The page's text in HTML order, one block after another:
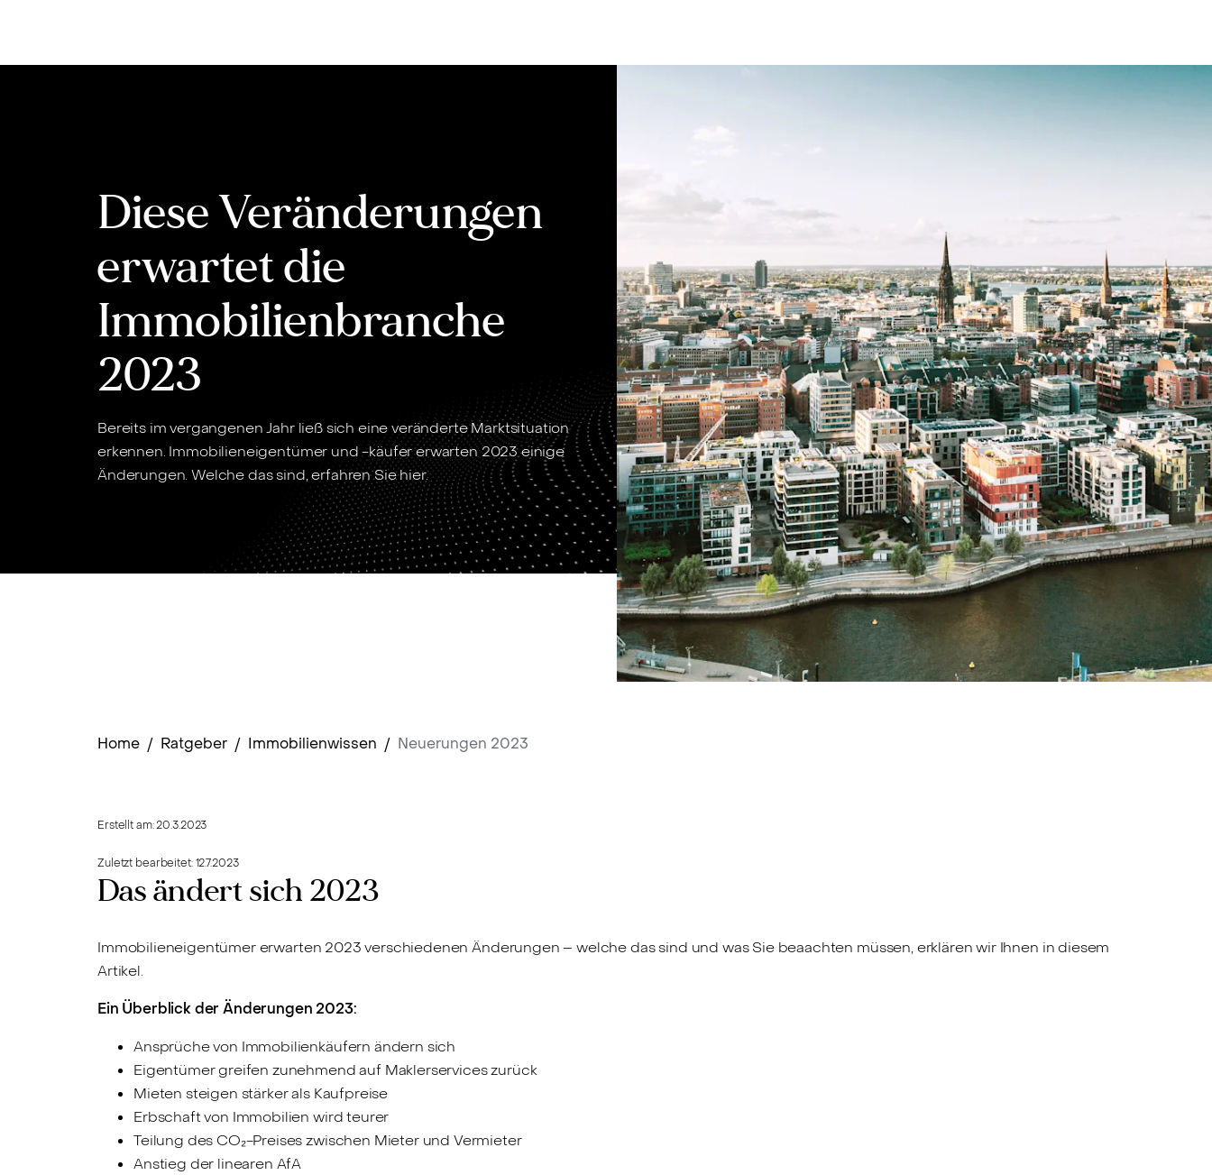
Diese Veränderungen
erwartet die
Immobilienbranche
2023
Bereits im vergangenen Jahr ließ sich eine veränderte Marktsituation
erkennen. Immobilieneigentümer und -käufer erwarten 2023 einige
Änderungen. Welche das sind, erfahren Sie hier.
Home / Ratgeber / Immobilienwissen / Neuerungen 2023
Erstellt am:20.3.2023
Zuletzt bearbeitet:12.7.2023
Das ändert sich 2023
Immobilieneigentümer erwarten 2023 verschiedenen Änderungen – welche das sind und was Sie beaachten müssen, erklären wir Ihnen in diesem
Artikel.
Ein Überblick der Änderungen 2023:
Ansprüche von Immobilienkäufern ändern sich
Eigentümer greifen zunehmend auf Maklerservices zurück
Mieten steigen stärker als Kaufpreise
Erbschaft von Immobilien wird teurer
Teilung des CO₂-Preises zwischen Mieter und Vermieter
Anstieg der linearen AfA